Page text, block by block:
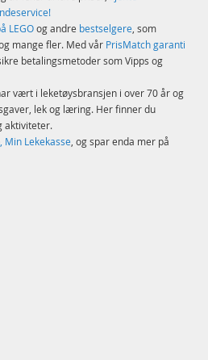
LEGOog andre bestselgere, som
mange fler. Med vår PrisMatch garanti
betalingsmetoder som Vipps og
vært i leketøysbransjen i over 70 år og
lek og læring. Her finner du
aktiviteter.
Min Lekekasse, og spar enda mer på